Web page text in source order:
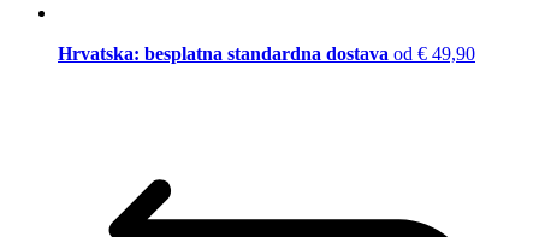
Hrvatska: besplatna standardna dostava od € 49,90